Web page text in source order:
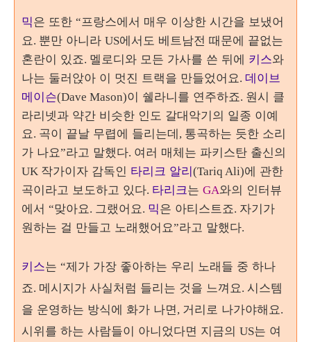
믹은 또한 “프랑스에서 매우 이상한 시간을 보냈어
요. 뿐만 아니라 US에서도 베트남전 때문에 끝없는
혼란이 있죠. 멜로디와 모든 가사를 쓴 뒤에 키스와
나는 둘러앉아 이 멋진 트랙을 만들었어요. 데이브
메이슨(Dave Mason)이 쉘라니를 연주하죠. 원시 클
라리넷과 약간 비슷한 인도 갈대악기의 일종 이예
요. 곡이 끝날 무렵에 들리는데, 통곡하는 듯한 소리
가 나요”라고 말했다. 여러 매체는 파키스탄 출신의
UK 작가이자 감독인 타리크 알리(Tariq Ali)에 관한
곡이라고 보도하고 있다. 타리크는 GA와의 인터뷰
에서 “맞아요. 그랬어요. 믹은 아티스트죠. 자기가
원하는 걸 만들고 노래했어요”라고 말했다.
키스는 “제가 가장 좋아하는 우리 노래들 중 하나
죠. 메시지가 사실처럼 들리는 것을 느껴요. 시스템
을 운영하는 방식에 화가 나면, 거리로 나가야해요.
시위를 하는 사람들이 아니었다면 지금의 US는 여